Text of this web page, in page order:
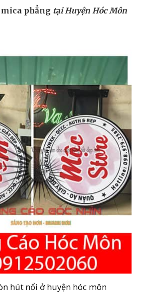
mica phẳng tại Huyện Hóc Môn
hút nổi ở huyện hóc môn